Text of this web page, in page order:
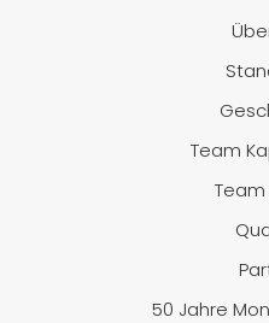
Team
Team
50 Jahre